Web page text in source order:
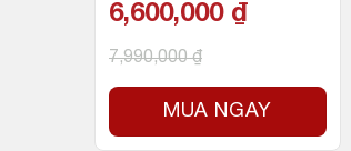
g, 25MB Cache, 125W)
0/Alder Lake)
6,600,000 ₫
7,990,000₫
MUA NGAY